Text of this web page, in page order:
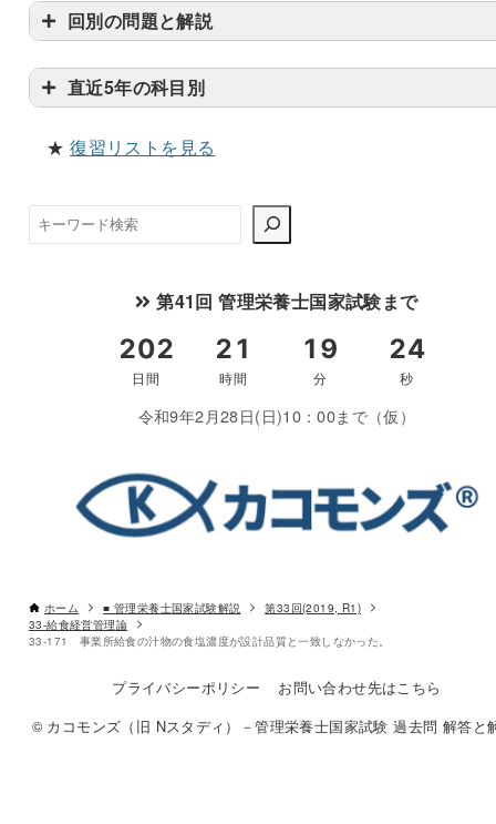
回別の問題と解説
直近5年の科目別
★復習リストを見る
検
索
第41回 管理栄養士国家試験まで
令和9年2月28日(日)10：00まで（仮）
ホーム ■ 管理栄養士国家試験解説
第33回(2019, R1)
33-給食経営管理論
33-171 事業所給食の汁物の食塩濃度が設計品質と一致しなかった。
プライバシーポリシー
お問い合わせ先はこちら
© カコモンズ（旧 Nスタディ）－管理栄養士国家試験 過去問 解答と